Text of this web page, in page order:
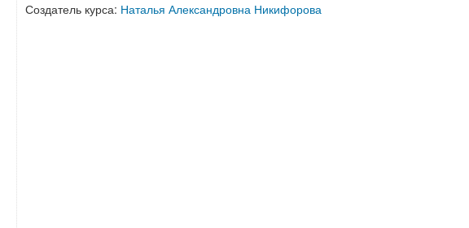
Создатель курса: Наталья Александровна Никифорова